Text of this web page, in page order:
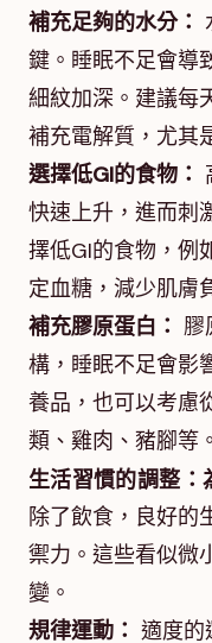
補充足夠的水分：
鍵。睡眠不足會導
細紋加深。建議每
補充電解質，尤其
選擇低GI的食物：
快速上升，進而刺
擇低GI的食物，例
定血糖，減少肌膚
補充膠原蛋白： 膠
構，睡眠不足會影
養品，也可以考慮
類、雞肉、豬腳等。
生活習慣的調整：
除了飲食，良好的
禦力。這些看似微
變。
規律運動： 適度的